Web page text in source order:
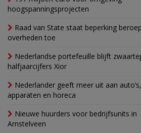
hoogspanningsprojecten
Raad van State staat beperking
overheden toe
Nederlandse portefeuille blijft
halfjaarcijfers Xior
Nederlander geeft meer uit aan auto’s,
apparaten en horeca
Nieuwe huurders voor bedrijfsunits in
Amstelveen